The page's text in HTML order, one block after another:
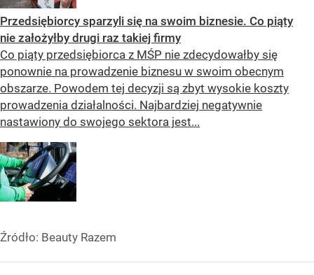
Przedsiębiorcy sparzyli się na swoim biznesie. Co piąty
nie założyłby drugi raz takiej firmy
Co piąty przedsiębiorca z MŚP nie zdecydowałby się
ponownie na prowadzenie biznesu w swoim obecnym
obszarze. Powodem tej decyzji są zbyt wysokie koszty
prowadzenia działalności. Najbardziej negatywnie
nastawiony do swojego sektora jest...
Źródło: Beauty Razem